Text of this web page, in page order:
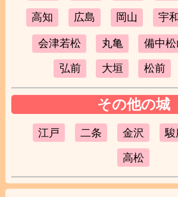
高知 広島 岡山 宇
会津若松 丸亀 備中松
弘前 大垣 松前
その他の城
江戸 二条 金沢 駿
高松